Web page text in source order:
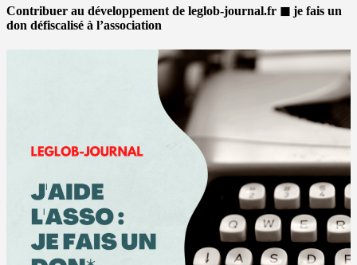
Contribuer au développement de leglob-journal.fr ◼ je fais un
don défiscalisé à l’association